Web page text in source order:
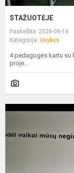
STAŽUOTĖJE
Paskelbta: 2026-06-16
Kategorija: Išvykos
4 pedagogės kartu su
proje...